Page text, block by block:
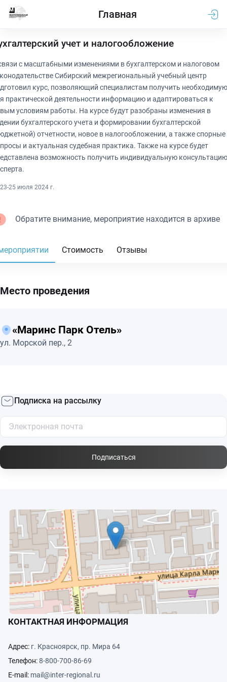
Главная
учет и налогообложение
с масштабными изменениями в бухгалтерском и налоговом
Сибирский межрегиональный учебный центр
курс, позволяющий специалистам получить необходимую
практической деятельности информацию и адаптироваться к
условиям работы. На курсе будут разобраны изменения в
бухгалтерского учета и формировании бухгалтерской
отчетности, новое в налогообложении, а также спорные
и актуальная судебная практика. Также на курсе будет
возможность получить индивидуальную консультацию
23-25 июля 2024 г.
Обратите внимание, мероприятие находится в архиве
Стоимость Отзывы
Место проведения
«Маринс Парк Отель»
ул. Морской пер., 2
Подписка на рассылку
Подписаться
КОНТАКТНАЯ ИНФОРМАЦИЯ
Адрес: г. Красноярск, пр. Мира 64
Телефон:8-800-700-86-69
E-mail: mail@inter-regional.ru